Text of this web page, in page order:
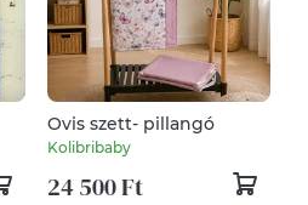
Ovis szett- pillangó
Kolibribaby
24 500 Ft